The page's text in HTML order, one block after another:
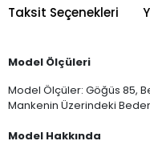
Taksit Seçenekleri
Model Ölçüleri
Model Ölçüler: Göğüs 85,
Mankenin Üzerindeki
Model Hakkında